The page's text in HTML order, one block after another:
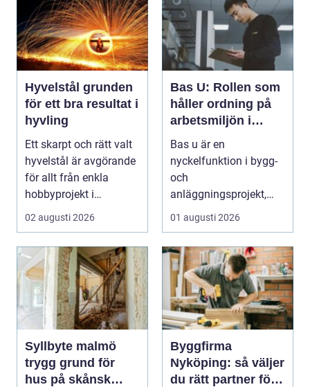
Hyvelstål grunden
för ett bra resultat i
hyvling
Ett skarpt och rätt valt
hyvelstål är avgörande
för allt från enkla
hobbyprojekt i
verkstaden till k...
02 augusti 2026
Bas U: Rollen som
håller ordning på
arbetsmiljön i
byggprojekt
Bas u är en
nyckelfunktion i bygg-
och
anläggningsprojekt,
med ansvar för att
arbetsm...
01 augusti 2026
Syllbyte malmö
trygg grund för
hus på skånsk
Byggfirma
Nyköping: så väljer
du rätt partner för